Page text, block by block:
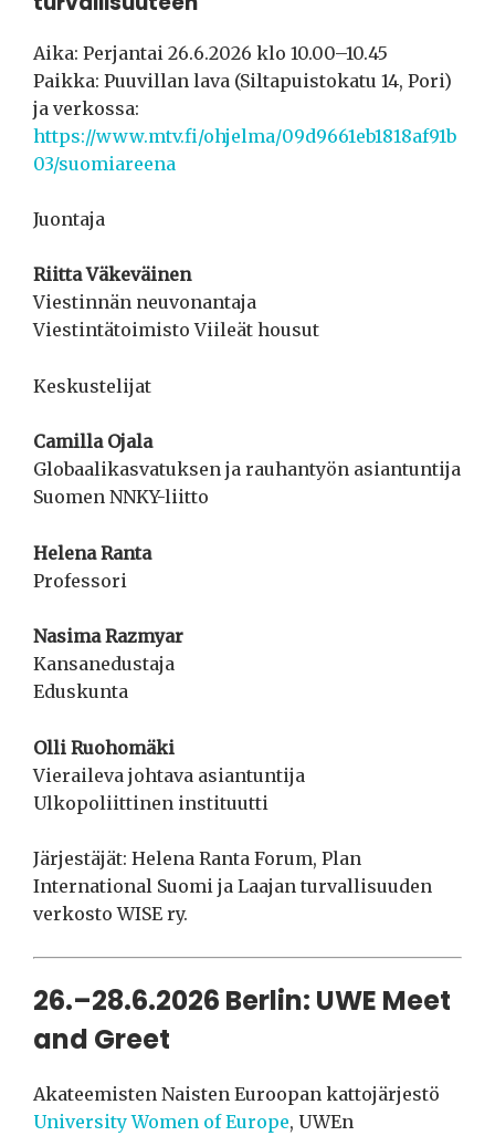
Aika: Perjantai 26.6.2026 klo 10.00–10.45
Paikka: Puuvillan lava (Siltapuistokatu 14, Pori)
ja verkossa:
https://www.mtv.fi/ohjelma/09d9661eb1818af91b
03/suomiareena
Juontaja
Riitta Väkeväinen
Viestinnän neuvonantaja
Viestintätoimisto Viileät housut
Keskustelijat
Camilla Ojala
Globaalikasvatuksen ja rauhantyön asiantuntija
Suomen NNKY-liitto
Helena Ranta
Professori
Nasima Razmyar
Kansanedustaja
Eduskunta
Olli Ruohomäki
Vieraileva johtava asiantuntija
Ulkopoliittinen instituutti
Järjestäjät: Helena Ranta Forum, Plan
International Suomi ja Laajan turvallisuuden
verkosto WISE ry.
26.–28.6.2026 Berlin: UWE Meet
and Greet
Akateemisten Naisten Euroopan kattojärjestö
University Women of Europe, UWEn